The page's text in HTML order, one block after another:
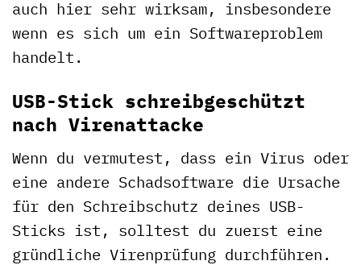
auch hier sehr wirksam, insbesondere
wenn es sich um ein Softwareproblem
handelt.
USB-Stick schreibgeschützt
nach Virenattacke
Wenn du vermutest, dass ein Virus oder
eine andere Schadsoftware die Ursache
für den Schreibschutz deines USB-
Sticks ist, solltest du zuerst eine
gründliche Virenprüfung durchführen.